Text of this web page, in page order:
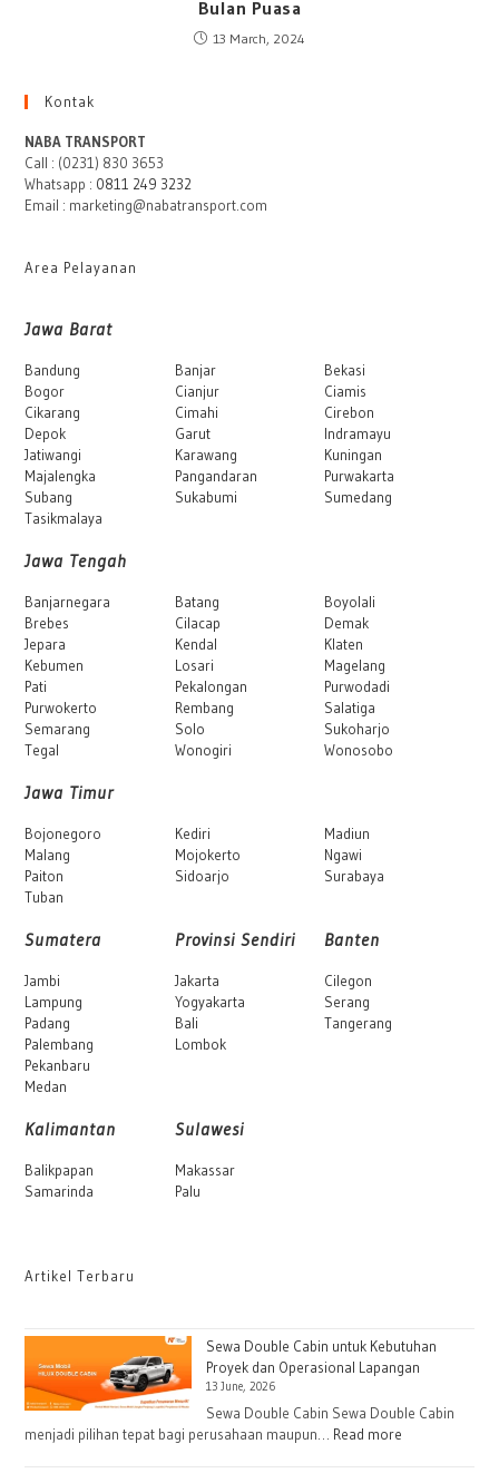
Bulan Puasa
13 March, 2024
Kontak
NABA TRANSPORT
Call : (0231) 830 3653
Whatsapp : 0811 249 3232
Email : marketing@nabatransport.com
Area Pelayanan
Jawa Barat
Bandung
Bogor
Cikarang
Depok
Jatiwangi
Majalengka
Subang
Tasikmalaya
Banjar
Cianjur
Cimahi
Garut
Karawang
Pangandaran
Sukabumi
Bekasi
Ciamis
Cirebon
Indramayu
Kuningan
Purwakarta
Sumedang
Jawa Tengah
Banjarnegara
Brebes
Jepara
Kebumen
Pati
Purwokerto
Semarang
Tegal
Batang
Cilacap
Kendal
Losari
Pekalongan
Rembang
Solo
Wonogiri
Boyolali
Demak
Klaten
Magelang
Purwodadi
Salatiga
Sukoharjo
Wonosobo
Jawa Timur
Bojonegoro
Malang
Paiton
Tuban
Kediri
Mojokerto
Sidoarjo
Madiun
Ngawi
Surabaya
Sumatera
Jambi
Lampung
Padang
Palembang
Pekanbaru
Medan
Provinsi Sendiri
Jakarta
Yogyakarta
Bali
Lombok
Banten
Cilegon
Serang
Tangerang
Kalimantan
Balikpapan
Samarinda
Sulawesi
Makassar
Palu
Artikel Terbaru
Sewa Double Cabin untuk Kebutuhan
Proyek dan Operasional Lapangan
13 June, 2026
Sewa Double Cabin Sewa Double Cabin
menjadi pilihan tepat bagi perusahaan maupun… Read more